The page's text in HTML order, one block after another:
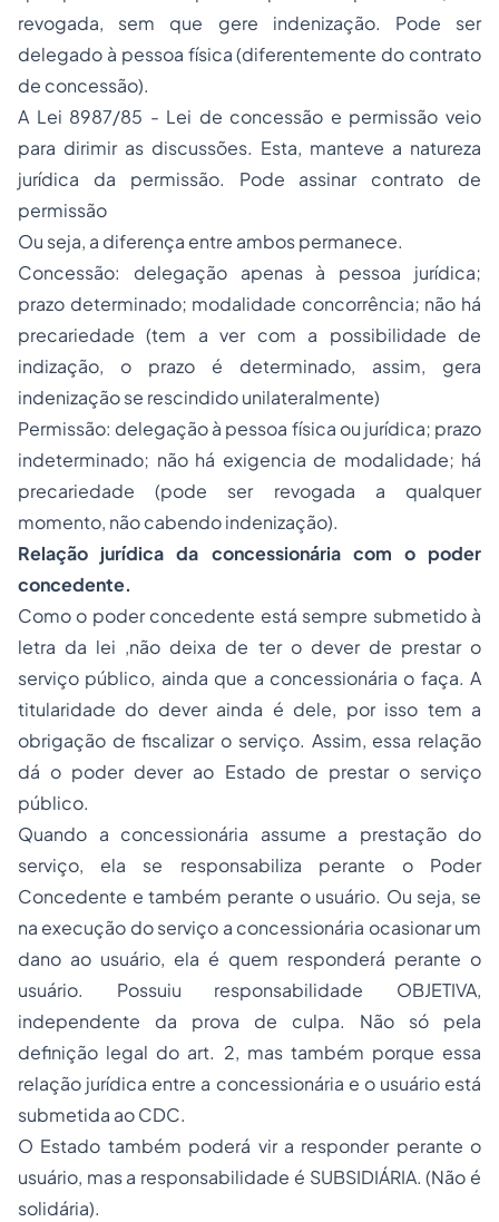
revogada, sem que gere indenização. Pode ser
delegado à pessoa física (diferentemente do contrato
de concessão).
A Lei 8987/85 - Lei de concessão e permissão veio
para dirimir as discussões. Esta, manteve a natureza
jurídica da permissão. Pode assinar contrato de
permissão
Ou seja, a diferença entre ambos permanece.
Concessão: delegação apenas à pessoa jurídica;
prazo determinado; modalidade concorrência; não há
precariedade (tem a ver com a possibilidade de
indização, o prazo é determinado, assim, gera
indenização se rescindido unilateralmente)
Permissão: delegação à pessoa física ou jurídica; prazo
indeterminado; não há exigencia de modalidade; há
precariedade (pode ser revogada a qualquer
momento, não cabendo indenização).
Relação jurídica da concessionária com o poder
concedente.
Como o poder concedente está sempre submetido à
letra da lei ,não deixa de ter o dever de prestar o
serviço público, ainda que a concessionária o faça. A
titularidade do dever ainda é dele, por isso tem a
obrigação de fiscalizar o serviço. Assim, essa relação
dá o poder dever ao Estado de prestar o serviço
público.
Quando a concessionária assume a prestação do
serviço, ela se responsabiliza perante o Poder
Concedente e também perante o usuário. Ou seja, se
na execução do serviço a concessionária ocasionar um
dano ao usuário, ela é quem responderá perante o
usuário. Possuiu responsabilidade OBJETIVA,
independente da prova de culpa. Não só pela
definição legal do art. 2, mas também porque essa
relação jurídica entre a concessionária e o usuário está
submetida ao CDC.
O Estado também poderá vir a responder perante o
usuário, mas a responsabilidade é SUBSIDIÁRIA. (Não é
solidária).